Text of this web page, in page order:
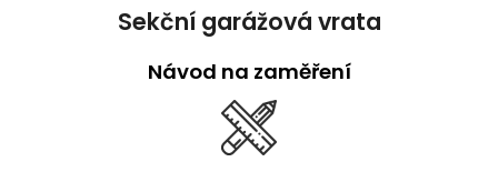
Sekční garážová vrata
Návod na zaměření